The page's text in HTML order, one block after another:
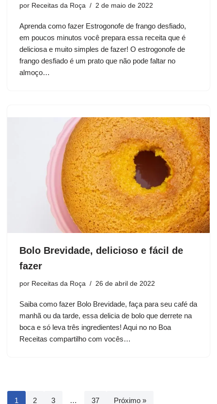
por Receitas da Roça 2 de maio de 2022
Aprenda como fazer Estrogonofe de frango desfiado,
em poucos minutos você prepara essa receita que é
deliciosa e muito simples de fazer! O estrogonofe de
frango desfiado é um prato que não pode faltar no
almoço…
Bolo Brevidade, delicioso e fácil de
fazer
por Receitas da Roça 26 de abril de 2022
Saiba como fazer Bolo Brevidade, faça para seu café da
manhã ou da tarde, essa delicia de bolo que derrete na
boca e só leva três ingredientes! Aqui no no Boa
Receitas compartilho com vocês…
1 2 3 … 37 Próximo »